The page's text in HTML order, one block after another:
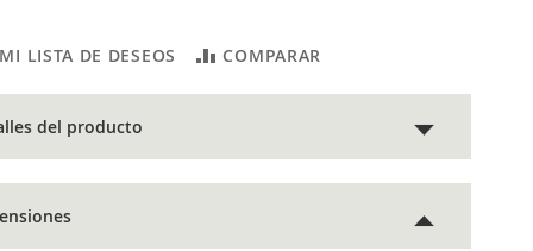
LISTA DE DESEOS COMPARAR
del producto